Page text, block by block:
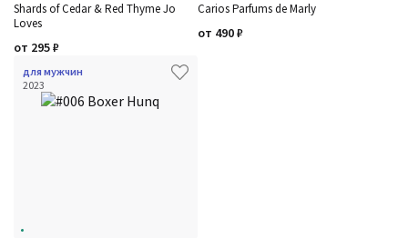
Shards of Cedar & Red Thyme Jo
Loves
от 295₽
Carios Parfums de Marly
от 490₽
для мужчин
2023